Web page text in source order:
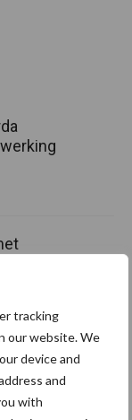
tracking
our website. We
device and
and
with
plek”
en
vormen